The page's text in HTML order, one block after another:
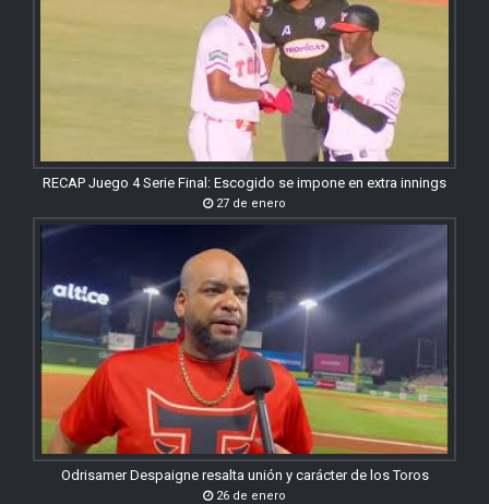
RECAP Juego 4 Serie Final: Escogido se impone en extra innings
27 de enero
Odrisamer Despaigne resalta unión y carácter de los Toros
26 de enero